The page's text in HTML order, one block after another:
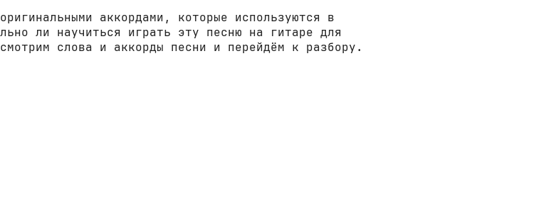
аккордами, которые используются в
ли научиться играть эту песню на гитаре для
слова и аккорды песни и перейдём к разбору.